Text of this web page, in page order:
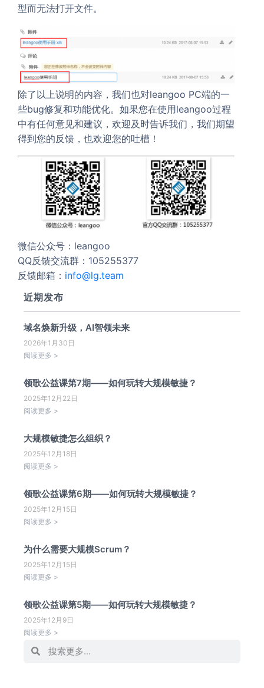
型而无法打开文件。
除了以上说明的内容，我们也对leangoo PC端的一
些bug修复和功能优化。如果您在使用leangoo过程
中有任何意见和建议，欢迎及时告诉我们，我们期望
得到您的反馈，也欢迎您的吐槽！
微信公众号：leangoo
QQ反馈交流群：105255377
反馈邮箱： info@lg.team
近期发布
域名焕新升级，AI智领未来
2026年1月30日
阅读更多 >
领歌公益课第7期——如何玩转大规模敏捷？
2025年12月22日
阅读更多 >
大规模敏捷怎么组织？
2025年12月18日
阅读更多 >
领歌公益课第6期——如何玩转大规模敏捷？
2025年12月15日
阅读更多 >
为什么需要大规模Scrum？
2025年12月15日
阅读更多 >
领歌公益课第5期——如何玩转大规模敏捷？
2025年12月9日
阅读更多 >